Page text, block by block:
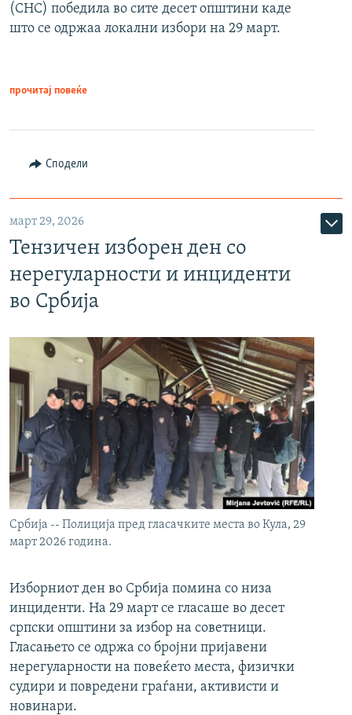
(СНС) победила во сите десет општини каде
што се одржаа локални избори на 29 март.
прочитај повеќе
Сподели
март 29, 2026
Тензичен изборен ден со
нерегуларности и инциденти
во Србија
Србија -- Полиција пред гласачките места во Кула, 29
март 2026 година.
Изборниот ден во Србија помина со низа
инциденти. На 29 март се гласаше во десет
српски општини за избор на советници.
Гласањето се одржа со бројни пријавени
нерегуларности на повеќето места, физички
судири и повредени граѓани, активисти и
новинари.